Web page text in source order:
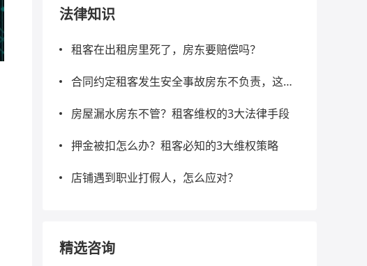
法律知识
租客在出租房里死了，房东要赔偿吗？
合同约定租客发生安全事故房东不负责，这种
房屋漏水房东不管？租客维权的3大法律手段
押金被扣怎么办？租客必知的3大维权策略
店铺遇到职业打假人，怎么应对？
精选咨询